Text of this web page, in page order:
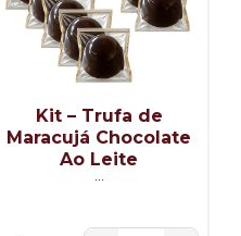
Kit – Trufa de
Maracujá Chocolate
Ao Leite
...